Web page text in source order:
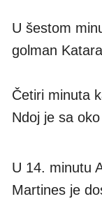
U šestom
golman
Četiri minuta
Ndoj je sa
U 14. minutu
Martines je